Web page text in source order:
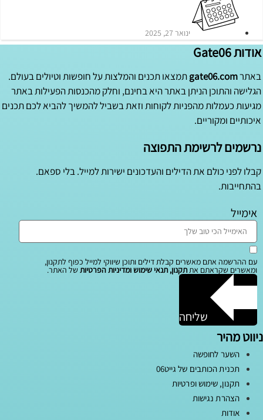
ינואר 27, 2025
אודות Gate06
באתרgate06.comתמצאו תכנים והמלצות על חופשות וטיולים בעולם.
הגלישה והתוכן הניתן באתר היא בחינם, וחלק מהכנסות הפעילות באתר
מגיעות כעמלות מהפניות לקוחות וזאת בשביל להמשיך להביא לכם תכנים
איכותיים ומקוריים.
נרשמים לרשימת התפוצה
קבלו לפני כולם את הדילים והעדכונים ישירות למייל. בלי ספאם.
בהתחייבות.
אימייל
עם ההרשמה אתם מאשרים קבלת דילים ותוכן שיווקי למייל כפוף לתקנון,
ומאשרים שקראתם אתתקנון, תנאי שימוש ומדיניות הפרטיות של האתר.
שליחה
ניווט מהיר
השער לחופשה
תכנית הכותבים של גייט06
תקנון, שימוש ופרטיות
הצהרת נגישות
אודות